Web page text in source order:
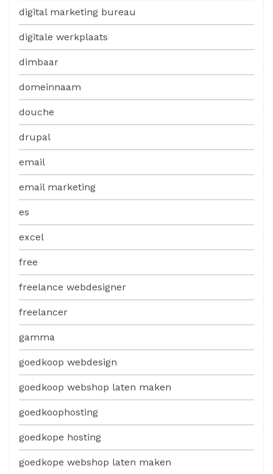
digital marketing bureau
digitale werkplaats
dimbaar
domeinnaam
douche
drupal
email
email marketing
es
excel
free
freelance webdesigner
freelancer
gamma
goedkoop webdesign
goedkoop webshop laten maken
goedkoophosting
goedkope hosting
goedkope webshop laten maken